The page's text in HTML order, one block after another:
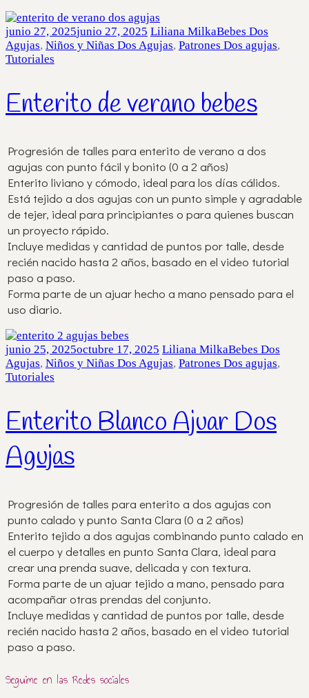
junio 27, 2025junio 27, 2025 Liliana MilkaBebes Dos
Agujas, Niños y Niñas Dos Agujas, Patrones Dos agujas,
Tutoriales
Enterito de verano bebes
Progresión de talles para enterito de verano a dos
agujas con punto fácil y bonito (0 a 2 años)
Enterito liviano y cómodo, ideal para los días cálidos.
Está tejido a dos agujas con un punto simple y agradable
de tejer, ideal para principiantes o para quienes buscan
un proyecto rápido.
Incluye medidas y cantidad de puntos por talle, desde
recién nacido hasta 2 años, basado en el video tutorial
paso a paso.
Forma parte de un ajuar hecho a mano pensado para el
uso diario.
junio 25, 2025octubre 17, 2025 Liliana MilkaBebes Dos
Agujas, Niños y Niñas Dos Agujas, Patrones Dos agujas,
Tutoriales
Enterito Blanco Ajuar Dos
Agujas
Progresión de talles para enterito a dos agujas con
punto calado y punto Santa Clara (0 a 2 años)
Enterito tejido a dos agujas combinando punto calado en
el cuerpo y detalles en punto Santa Clara, ideal para
crear una prenda suave, delicada y con textura.
Forma parte de un ajuar tejido a mano, pensado para
acompañar otras prendas del conjunto.
Incluye medidas y cantidad de puntos por talle, desde
recién nacido hasta 2 años, basado en el video tutorial
paso a paso.
Seguime en las Redes sociales